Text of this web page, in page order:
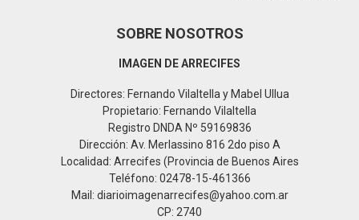
SOBRE NOSOTROS
IMAGEN DE ARRECIFES
Directores: Fernando Vilaltella y Mabel Ullua
Propietario: Fernando Vilaltella
Registro DNDA Nº 59169836
Dirección: Av. Merlassino 816 2do piso A
Localidad: Arrecifes (Provincia de Buenos Aires
Teléfono: 02478-15-461366
Mail: diarioimagenarrecifes@yahoo.com.ar
CP: 2740